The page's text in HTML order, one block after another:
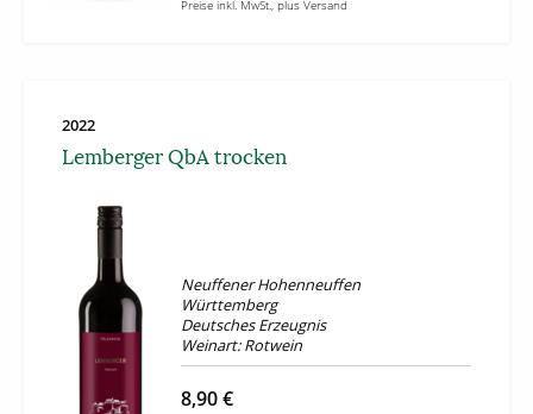
Preise inkl. MwSt., plus Versand
2022
Lemberger QbA trocken
Neuffener Hohenneuffen
Württemberg
Deutsches Erzeugnis
Weinart: Rotwein
8,90 €